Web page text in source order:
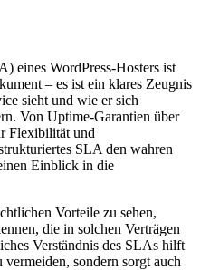
eines WordPress-Hosters ist
– es ist ein klares Zeugnis
sieht und wie er sich
Von Uptime-Garantien über
Flexibilität und
SLA den wahren
Einblick in die
Vorteile zu sehen,
die in solchen Verträgen
Verständnis des SLAs hilft
sondern sorgt auch